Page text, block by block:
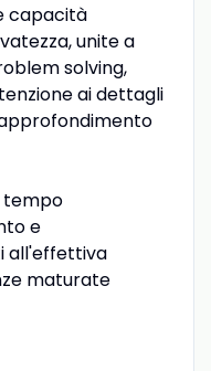
capacità
unite a
solving,
ai dettagli
tempo
e
all'effettiva
maturate